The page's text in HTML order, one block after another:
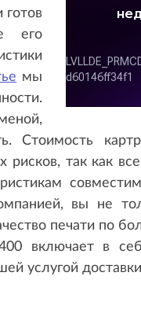
готов
его
мы
Стоимость
рисков, так как
вы не
печати по
включает в
услугой